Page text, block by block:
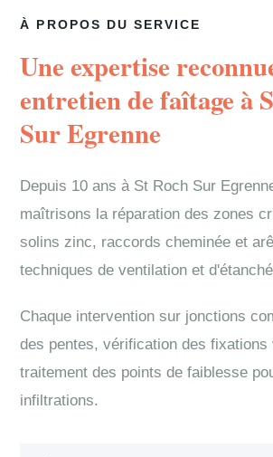
À PROPOS DU SERVICE
Une expertise
entretien de faîtage à
Sur Egrenne
Depuis 10 ans à St Roch Sur
maîtrisons la réparation des zones
solins zinc, raccords cheminée et
techniques de ventilation et
Chaque intervention sur jonctions
des pentes, vérification des fixations
traitement des points de faiblesse
infiltrations.